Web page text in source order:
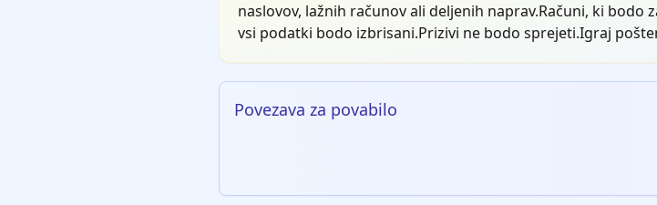
naslovov, lažnih računov ali deljenih naprav.Računi, ki
vsi podatki bodo izbrisani.Prizivi ne bodo sprejeti.Igraj
Povezava za povabilo